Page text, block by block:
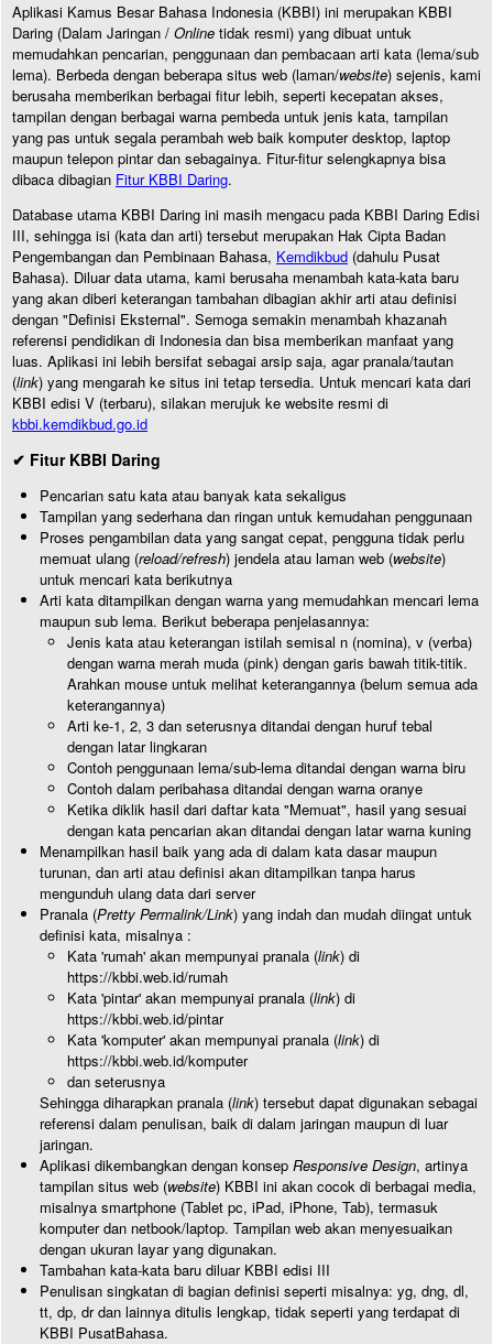
Aplikasi Kamus Besar Bahasa Indonesia (KBBI) ini merupakan KBBI
Daring (Dalam Jaringan / Online tidak resmi) yang dibuat untuk
memudahkan pencarian, penggunaan dan pembacaan arti kata (lema/sub
lema). Berbeda dengan beberapa situs web (laman/website) sejenis, kami
berusaha memberikan berbagai fitur lebih, seperti kecepatan akses,
tampilan dengan berbagai warna pembeda untuk jenis kata, tampilan
yang pas untuk segala perambah web baik komputer desktop, laptop
maupun telepon pintar dan sebagainya. Fitur-fitur selengkapnya bisa
dibaca dibagian Fitur KBBI Daring.
Database utama KBBI Daring ini masih mengacu pada KBBI Daring Edisi
III, sehingga isi (kata dan arti) tersebut merupakan Hak Cipta Badan
Pengembangan dan Pembinaan Bahasa, Kemdikbud (dahulu Pusat
Bahasa). Diluar data utama, kami berusaha menambah kata-kata baru
yang akan diberi keterangan tambahan dibagian akhir arti atau definisi
dengan "Definisi Eksternal". Semoga semakin menambah khazanah
referensi pendidikan di Indonesia dan bisa memberikan manfaat yang
luas. Aplikasi ini lebih bersifat sebagai arsip saja, agar pranala/tautan
(link) yang mengarah ke situs ini tetap tersedia. Untuk mencari kata dari
KBBI edisi V (terbaru), silakan merujuk ke website resmi di
kbbi.kemdikbud.go.id
✔ Fitur KBBI Daring
Pencarian satu kata atau banyak kata sekaligus
Tampilan yang sederhana dan ringan untuk kemudahan penggunaan
Proses pengambilan data yang sangat cepat, pengguna tidak perlu
memuat ulang (reload/refresh) jendela atau laman web (website)
untuk mencari kata berikutnya
Arti kata ditampilkan dengan warna yang memudahkan mencari lema
maupun sub lema. Berikut beberapa penjelasannya:
Jenis kata atau keterangan istilah semisal n (nomina), v (verba)
dengan warna merah muda (pink) dengan garis bawah titik-titik.
Arahkan mouse untuk melihat keterangannya (belum semua ada
keterangannya)
Arti ke-1, 2, 3 dan seterusnya ditandai dengan huruf tebal
dengan latar lingkaran
Contoh penggunaan lema/sub-lema ditandai dengan warna biru
Contoh dalam peribahasa ditandai dengan warna oranye
Ketika diklik hasil dari daftar kata "Memuat", hasil yang sesuai
dengan kata pencarian akan ditandai dengan latar warna kuning
Menampilkan hasil baik yang ada di dalam kata dasar maupun
turunan, dan arti atau definisi akan ditampilkan tanpa harus
mengunduh ulang data dari server
Pranala (Pretty Permalink/Link) yang indah dan mudah diingat untuk
definisi kata, misalnya :
Kata 'rumah' akan mempunyai pranala (link) di
https://kbbi.web.id/rumah
Kata 'pintar' akan mempunyai pranala (link) di
https://kbbi.web.id/pintar
Kata 'komputer' akan mempunyai pranala (link) di
https://kbbi.web.id/komputer
dan seterusnya
Sehingga diharapkan pranala (link) tersebut dapat digunakan sebagai
referensi dalam penulisan, baik di dalam jaringan maupun di luar
jaringan.
Aplikasi dikembangkan dengan konsep Responsive Design, artinya
tampilan situs web (website) KBBI ini akan cocok di berbagai media,
misalnya smartphone (Tablet pc, iPad, iPhone, Tab), termasuk
komputer dan netbook/laptop. Tampilan web akan menyesuaikan
dengan ukuran layar yang digunakan.
Tambahan kata-kata baru diluar KBBI edisi III
Penulisan singkatan di bagian definisi seperti misalnya: yg, dng, dl,
tt, dp, dr dan lainnya ditulis lengkap, tidak seperti yang terdapat di
KBBI PusatBahasa.